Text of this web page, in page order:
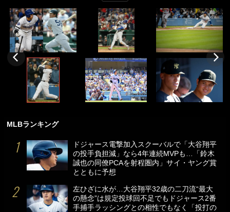
MLBランキング
ドジャース電撃加入スクーバルで「大谷翔平
の投手負担減」なら4年連続MVPも…「鈴木
誠也の同僚PCAを射程圏内」サイ・ヤング賞
とともに予想
左ひざに水が…大谷翔平32歳の二刀流“最大
の懸念”は規定投球回不足でもドジャース2番
手捕手ラッシングとの相性でもなく「投打の